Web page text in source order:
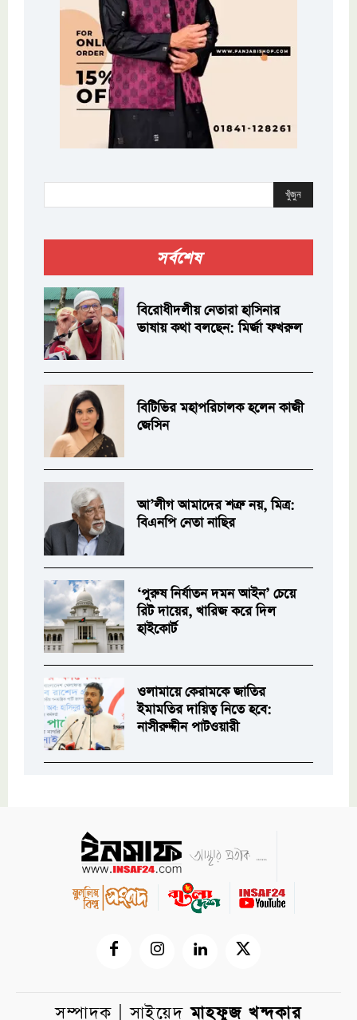
খুঁজুন
সর্বশেষ
বিরোধীদলীয় নেতারা হাসিনার
ভাষায় কথা বলছেন: মির্জা ফখরুল
বিটিভির মহাপরিচালক হলেন কাজী
জেসিন
আ’লীগ আমাদের শত্রু নয়, মিত্র:
বিএনপি নেতা নাছির
‘পুরুষ নির্যাতন দমন আইন’ চেয়ে
রিট দায়ের, খারিজ করে দিল
হাইকোর্ট
ওলামায়ে কেরামকে জাতির
ইমামতির দায়িত্ব নিতে হবে:
নাসীরুদ্দীন পাটওয়ারী
সম্পাদক | সাইয়েদমাহফুজ খন্দকার